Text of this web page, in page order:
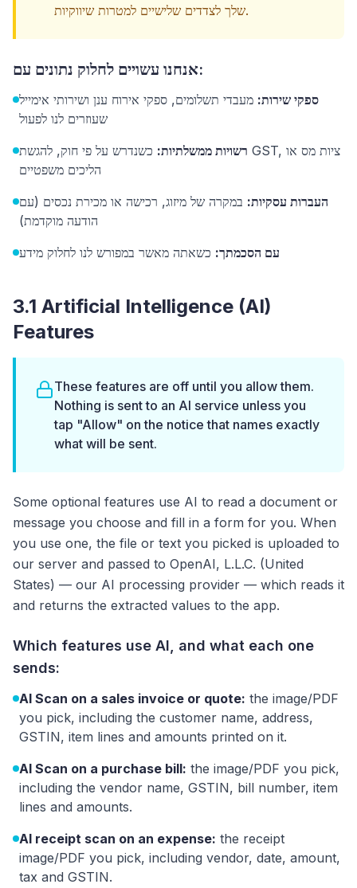
שלך לצדדים שלישיים למטרות שיווקיות.
אנחנו עשויים לחלוק נתונים עם:
ספקי שירות: מעבדי תשלומים, ספקי אירוח ענן ושירותי אימייל
שעוזרים לנו לפעול
רשויות ממשלתיות: כשנדרש על פי חוק, להגשת GST, ציות מס או
הליכים משפטיים
העברות עסקיות: במקרה של מיזוג, רכישה או מכירת נכסים (עם
הודעה מוקדמת)
עם הסכמתך: כשאתה מאשר במפורש לנו לחלוק מידע
3.1 Artificial Intelligence (AI)
Features
These features are off until you allow them.
Nothing is sent to an AI service unless you
tap "Allow" on the notice that names exactly
what will be sent.
Some optional features use AI to read a document or
message you choose and fill in a form for you. When
you use one, the file or text you picked is uploaded to
our server and passed to OpenAI, L.L.C. (United
States) — our AI processing provider — which reads it
and returns the extracted values to the app.
Which features use AI, and what each one
sends:
AI Scan on a sales invoice or quote: the image/PDF
you pick, including the customer name, address,
GSTIN, item lines and amounts printed on it.
AI Scan on a purchase bill: the image/PDF you pick,
including the vendor name, GSTIN, bill number, item
lines and amounts.
AI receipt scan on an expense: the receipt
image/PDF you pick, including vendor, date, amount,
tax and GSTIN.